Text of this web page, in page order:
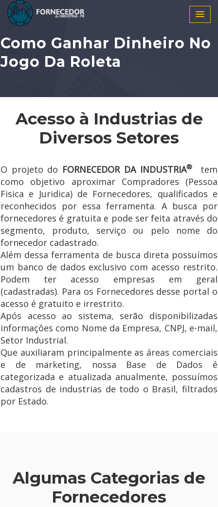
Como Ganhar Dinheiro No
Jogo Da Roleta
Acesso à Industrias de
Diversos Setores
O projeto do FORNECEDOR DA INDUSTRIA®tem
como objetivo aproximar Compradores (Pessoa
Fisica e Juridica) de Fornecedores, qualificados e
reconhecidos por essa ferramenta. A busca por
fornecedores é gratuita e pode ser feita através do
segmento, produto, serviço ou pelo nome do
fornecedor cadastrado.
Além dessa ferramenta de busca direta possuímos
um banco de dados exclusivo com acesso restrito.
Podem ter acesso empresas em geral
(cadastradas). Para os Fornecedores desse portal o
acesso é gratuito e irrestrito.
Após acesso ao sistema, serão disponibilizadas
informações como Nome da Empresa, CNPJ, e-mail,
Setor Industrial.
Que auxiliaram principalmente as áreas comerciais
e de marketing, nossa Base de Dados é
categorizada e atualizada anualmente, possuímos
cadastros de industrias de todo o Brasil, filtrados
por Estado.
Algumas Categorias de
Fornecedores